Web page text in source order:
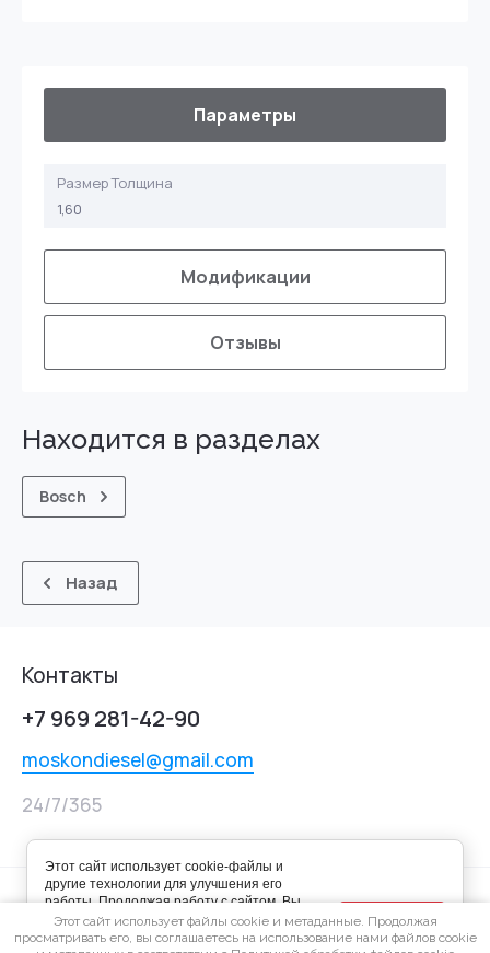
Параметры
Размер Толщина
1,60
Модификации
Отзывы
Находится в разделах
Bosch
Назад
Контакты
+7 969 281-42-90
moskondiesel@gmail.com
24/7/365
Этот сайт использует файлы cookie и метаданные. Продолжая
просматривать его, вы соглашаетесь на использование нами файлов cookie
Этот сайт использует cookie-файлы и
другие технологии для улучшения его
работы. Продолжая работу с сайтом, Вы
разрешаете использование cookie-
файлов. Вы всегда можете отключить
Хорошо